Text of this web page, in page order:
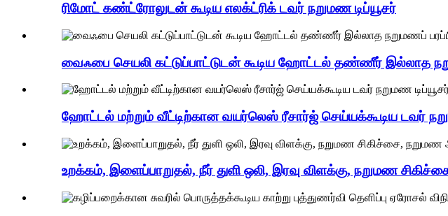
ரிமோட் கண்ட்ரோலுடன் கூடிய எலக்ட்ரிக் டவர் நறுமண டிப்யூசர்
வைஃபை செயலி கட்டுப்பாட்டுடன் கூடிய ஹோட்டல் தண்ணீர் இல்லாத
ஹோட்டல் மற்றும் வீட்டிற்கான வயர்லெஸ் ரீசார்ஜ் செய்யக்கூடிய டவர்
உறக்கம், இளைப்பாறுதல், நீர் துளி ஒலி, இரவு விளக்கு, நறுமண